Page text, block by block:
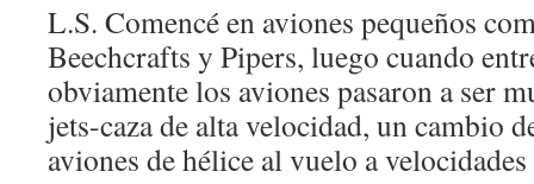
L.S. Comencé en aviones pequeños
Beechcrafts y Pipers, luego cuando
obviamente los aviones pasaron a ser
jets-caza de alta velocidad, un cambio
aviones de hélice al vuelo a